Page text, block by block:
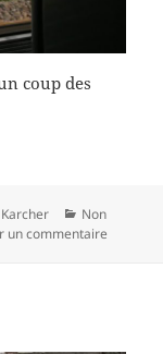
coup des
Catégories
Non
un commentaire